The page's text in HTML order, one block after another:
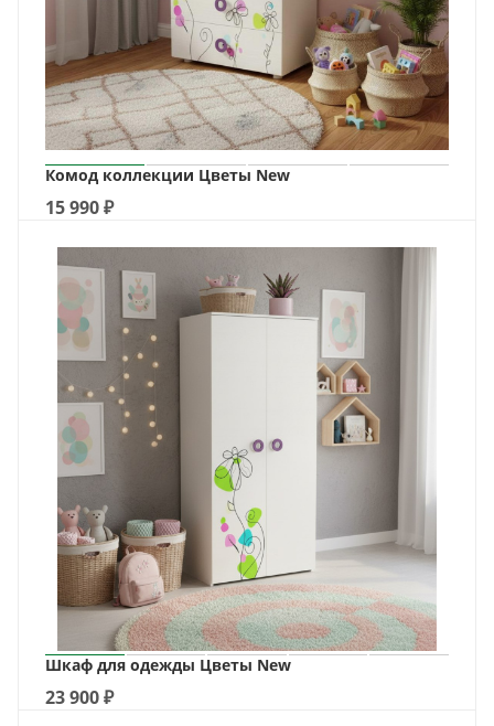
Комод коллекции Цветы New
15 990₽
Шкаф для одежды Цветы New
23 900₽